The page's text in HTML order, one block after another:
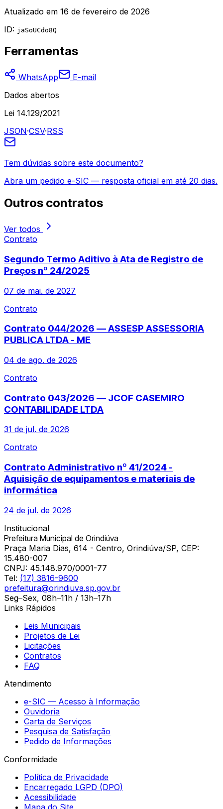
Atualizado em 16 de fevereiro de 2026
ID: jaSoUCdo8Q
Ferramentas
WhatsApp
E-mail
Dados abertos
Lei 14.129/2021
JSON·CSV·RSS
Tem dúvidas sobre este documento?
Abra um pedido e-SIC — resposta oficial em até 20 dias.
Outros contratos
Ver todos
Contrato
Segundo Termo Aditivo à Ata de Registro de
Preços nº 24/2025
07 de mai. de 2027
Contrato
Contrato 044/2026 — ASSESP ASSESSORIA
PUBLICA LTDA - ME
04 de ago. de 2026
Contrato
Contrato 043/2026 — JCOF CASEMIRO
CONTABILIDADE LTDA
31 de jul. de 2026
Contrato
Contrato Administrativo nº 41/2024 -
Aquisição de equipamentos e materiais de
informática
24 de jul. de 2026
Institucional
Prefeitura Municipal de Orindiúva
Praça Maria Dias, 614 - Centro, Orindiúva/SP, CEP:
15.480-007
CNPJ: 45.148.970/0001-77
Tel: (17) 3816-9600
prefeitura@orindiuva.sp.gov.br
Seg–Sex, 08h–11h / 13h–17h
Links Rápidos
Leis Municipais
Projetos de Lei
Licitações
Contratos
FAQ
Atendimento
e-SIC — Acesso à Informação
Ouvidoria
Carta de Serviços
Pesquisa de Satisfação
Pedido de Informações
Conformidade
Política de Privacidade
Encarregado LGPD (DPO)
Acessibilidade
Mapa do Site